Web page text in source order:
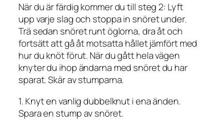
När du är färdig kommer du till steg 2: Lyft
upp varje slag och stoppa in snöret under.
Trä sedan snöret runt öglorna, dra åt och
fortsätt att gå åt motsatta hållet jämfört med
hur du knöt förut. När du gått hela vägen
knyter du ihop ändarna med snöret du har
sparat. Skär av stumparna.
1. Knyt en vanlig dubbelknut i ena änden.
Spara en stump av snöret.